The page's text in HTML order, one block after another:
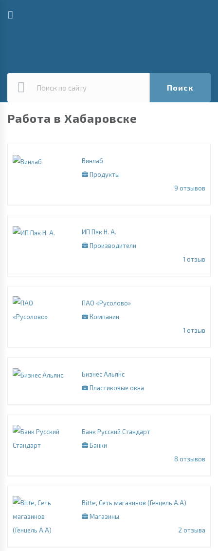
Поиск
Работа в Хабаровске
Винлаб
Продукты
9 отзывов
ИП Пяк Н. А.
Производители
1 отзыв
ПАО «Русолово»
Компании
1 отзыв
Бизнес Альянс
Пластиковые окна
Банк Русский Стандарт
Банки
8 отзывов
Bitte, Сеть магазинов (Генцель А.А)
Магазины
2 отзыва